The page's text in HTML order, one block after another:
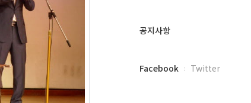
글
공지사항
페
Facebook Twitter